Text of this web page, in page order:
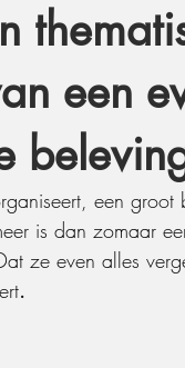
een
een
is dan zomaar
ze even alles
.